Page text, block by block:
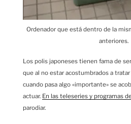
Ordenador que está dentro de la
anteriores.
Los polis japoneses tienen fama de
que al no estar acostumbrados a
cuando pasa algo «importante» se
actuar. En las teleseries y programas
parodiar.